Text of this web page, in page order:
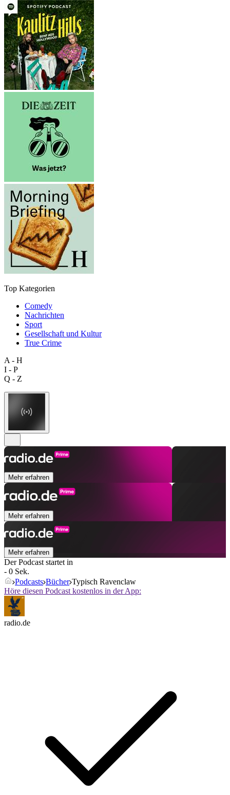
Top Kategorien
Comedy
Nachrichten
Sport
Gesellschaft und Kultur
True Crime
A - H
I - P
Q - Z
Mehr erfahren
Mehr erfahren
Mehr erfahren
Der Podcast startet in
- 0 Sek.
Podcasts Bücher Typisch Ravenclaw
Höre diesen Podcast kostenlos in der App:
radio.de